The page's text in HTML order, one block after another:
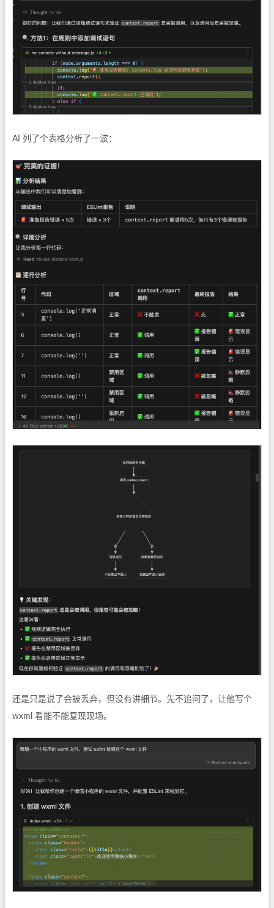
AI 列了个表格分析了一波：
还是只是说了会被丢弃，但没有讲细节。先不追问了，让他写个
wxml 看能不能复现现场。